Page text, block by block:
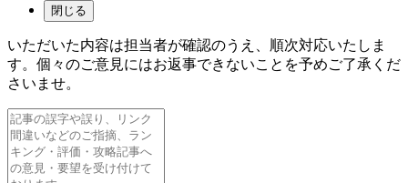
閉じる
いただいた内容は担当者が確認のうえ、順次対応いたしま
す。個々のご意見にはお返事できないことを予めご了承くだ
さいませ。